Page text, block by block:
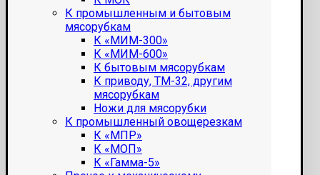
К промышленным и бытовым
мясорубкам
К «МИМ-300»
К «МИМ-600»
К бытовым мясорубкам
К приводу, ТМ-32, другим
мясорубкам
Ножи для мясорубки
К промышленный овощерезкам
К «МПР»
К «МОП»
К «Гамма-5»